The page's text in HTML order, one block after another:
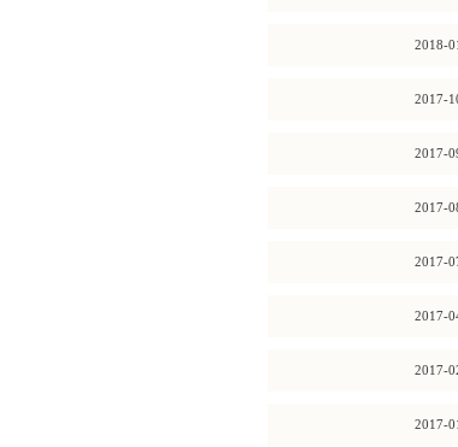
2018-
2017-
2017-
2017-
2017-
2017-
2017-
2017-